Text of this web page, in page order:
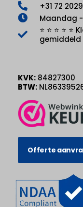
+31 72
Maandag -
⭐ ⭐ ⭐ ⭐
gemiddeld
KVK: 84827300
BTW:
Offerte